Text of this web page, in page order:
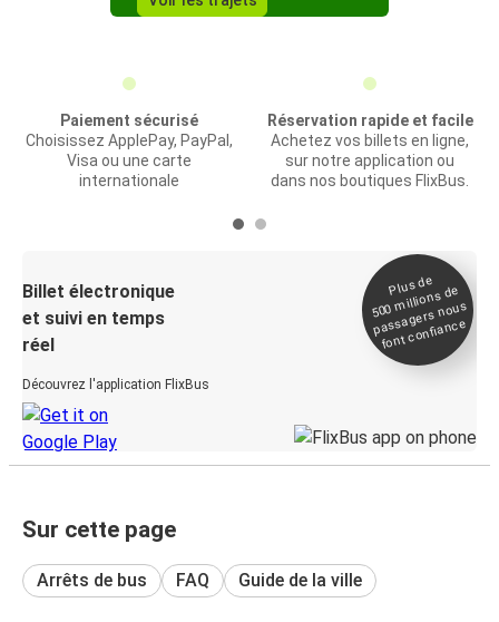
Paiement sécurisé
Choisissez ApplePay, PayPal,
Visa ou une carte
internationale
Réservation rapide et facile
Achetez vos billets en ligne,
sur notre application ou
dans nos boutiques FlixBus.
Billet électronique
et suivi en temps
réel
Découvrez l'application FlixBus
Plus de
500
millions de
passagers nous
font confiance
Sur cette page
Arrêts de bus FAQ Guide de la ville